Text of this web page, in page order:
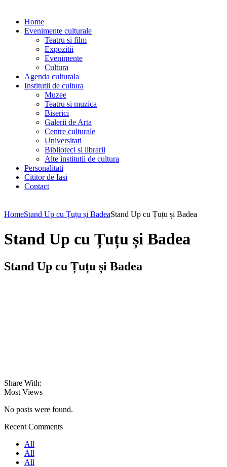
Home
Evenimente culturale
Teatru si film
Expozitii
Evenimente
Cultura
Agenda culturala
Institutii de cultura
Muzee
Teatru si muzica
Biserici
Galerii de Arta
Centre culturale
Universitati
Biblioteci si librarii
Alte institutii de cultura
Personalitati
Cititor de Iasi
Contact
HomeStand Up cu Țuțu și BadeaStand Up cu Țuțu și Badea
Stand Up cu Țuțu și Badea
Stand Up cu Țuțu și Badea
Share With:
Most Views
No posts were found.
Recent Comments
All
All
All